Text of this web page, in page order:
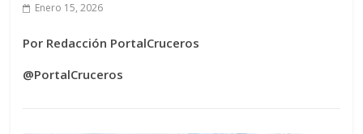
Enero 15, 2026
Por Redacción PortalCruceros
@PortalCruceros